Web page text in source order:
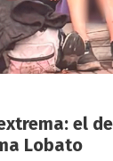
el
Lobato